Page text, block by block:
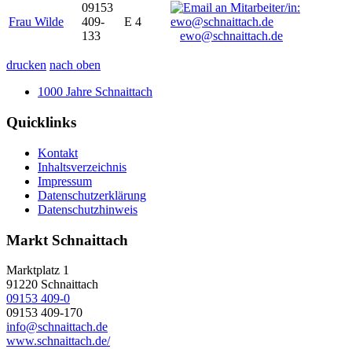
Frau Wilde
09153
409-
133
E 4
ewo@schnaittach.de
drucken nach oben
1000 Jahre Schnaittach
Quicklinks
Kontakt
Inhaltsverzeichnis
Impressum
Datenschutzerklärung
Datenschutzhinweis
Markt Schnaittach
Marktplatz 1
91220 Schnaittach
09153 409-0
09153 409-170
info@schnaittach.de
www.schnaittach.de/